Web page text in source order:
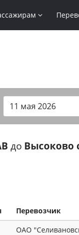
до Высоково
Перевозчик
ОАО